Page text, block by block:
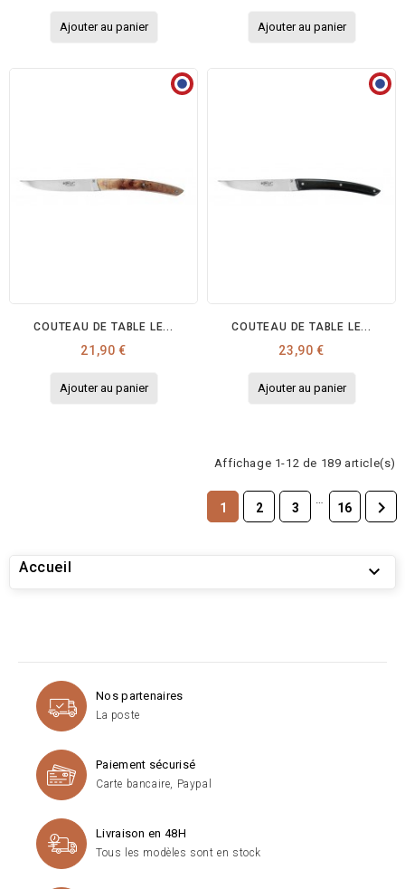
Ajouter au panier Ajouter au panier
COUTEAU DE TABLE LE...
Prix
21,90 €
Ajouter au panier
COUTEAU DE TABLE LE...
Prix
23,90 €
Ajouter au panier
Affichage 1-12 de 189 article(s)
1 2 3
…
16 
Accueil 
Nos partenaires
La poste
Paiement sécurisé
Carte bancaire, Paypal
Livraison en 48H
Tous les modèles sont en stock